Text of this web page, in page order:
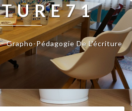
Grapho-Pédagogie De L'écriture